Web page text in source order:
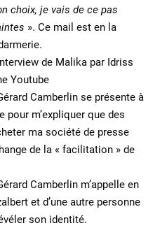
choix, je vais de ce pas
». Ce mail est en la
de Malika par Idriss
Youtube
Camberlin se présente à
pour m’expliquer que des
ma société de presse
de la « facilitation » de
Camberlin m’appelle en
et d’une autre personne
son identité.